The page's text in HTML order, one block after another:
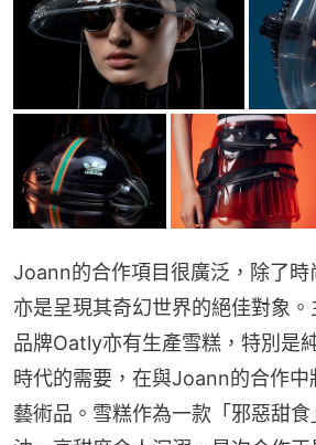
Joann的合作項目很廣泛，除了時
亦是呈現其奇幻世界的絕佳對象
品牌Oatly亦有生產雪糕，特別是
時代的需要，在與Joann的合作中
藝術品。雪糕作為一款「邪惡甜